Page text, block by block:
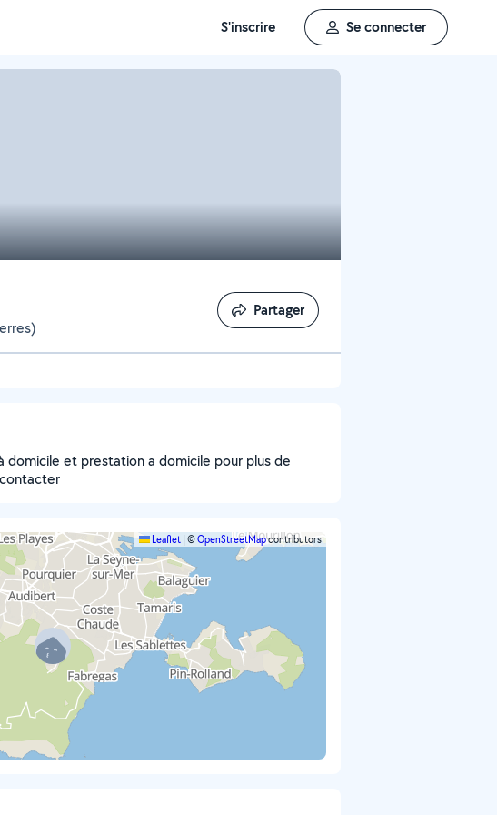
S'inscrire Se connecter
Partager
Partager
domicile et prestation a domicile pour plus de
Leaflet ©OpenStreetMapcontributors